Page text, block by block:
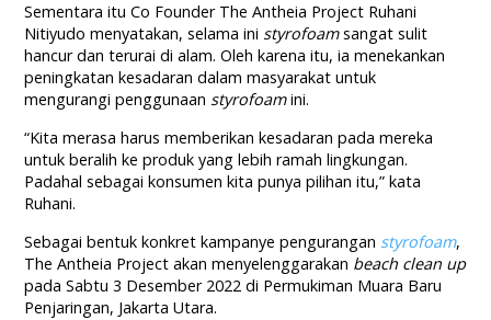
Sementara itu Co Founder The Antheia Project Ruhani
Nitiyudo menyatakan, selama ini styrofoamsangat sulit
hancur dan terurai di alam. Oleh karena itu, ia menekankan
peningkatan kesadaran dalam masyarakat untuk
mengurangi penggunaan styrofoamini.
“Kita merasa harus memberikan kesadaran pada mereka
untuk beralih ke produk yang lebih ramah lingkungan.
Padahal sebagai konsumen kita punya pilihan itu,” kata
Ruhani.
Sebagai bentuk konkret kampanye pengurangan styrofoam,
The Antheia Project akan menyelenggarakan beach clean up
pada Sabtu 3 Desember 2022 di Permukiman Muara Baru
Penjaringan, Jakarta Utara.